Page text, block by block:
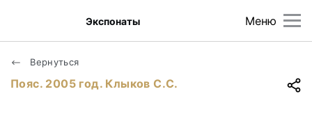
Меню
Экспонаты
Вернуться
Пояс. 2005 год. Клыков С.С.